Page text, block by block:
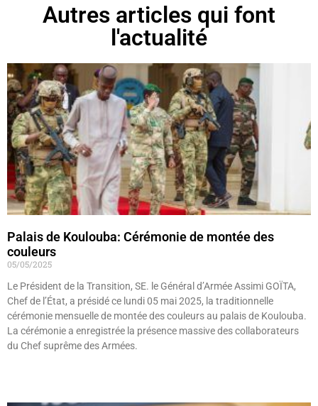
Autres articles qui font
l'actualité
Palais de Koulouba: Cérémonie de montée des
couleurs
05/05/2025
Le Président de la Transition, SE. le Général d’Armée Assimi GOÏTA,
Chef de l’État, a présidé ce lundi 05 mai 2025, la traditionnelle
cérémonie mensuelle de montée des couleurs au palais de Koulouba.
La cérémonie a enregistrée la présence massive des collaborateurs
du Chef suprême des Armées.